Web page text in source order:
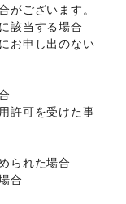
がございます。
該当する場合
お申し出のない
許可を受けた事
られた場合
合